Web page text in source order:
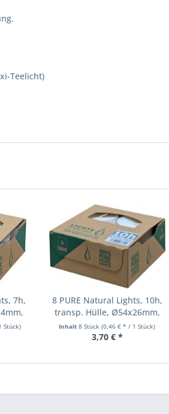
Teelicht)
7h,
Stück)
8 PURE Natural Lights, 10h,
transp. Hülle, Ø54x26mm,
Aktionspreis!
Inhalt8 Stück(0,46 € * / 1 Stück)
3,70 € *